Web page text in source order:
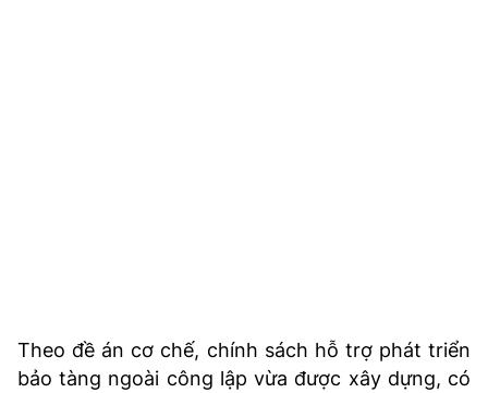
Theo đề án cơ chế, chính sách hỗ trợ phát triển
bảo tàng ngoài công lập vừa được xây dựng, có